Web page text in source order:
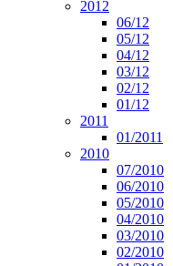
2012
06/12
05/12
04/12
03/12
02/12
01/12
2011
01/2011
2010
07/2010
06/2010
05/2010
04/2010
03/2010
02/2010